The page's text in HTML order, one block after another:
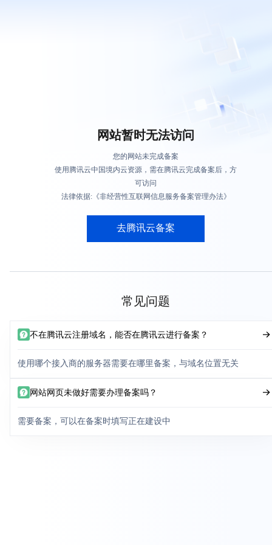
网站暂时无法访问
您的网站未完成备案
使用腾讯云中国境内云资源，需在腾讯云完成备案后，方
可访问
法律依据:《非经营性互联网信息服务备案管理办法》
去腾讯云备案
常见问题
不在腾讯云注册域名，能否在腾讯云进行备案？
使用哪个接入商的服务器需要在哪里备案，与域名位置无关
网站网页未做好需要办理备案吗？
需要备案，可以在备案时填写正在建设中